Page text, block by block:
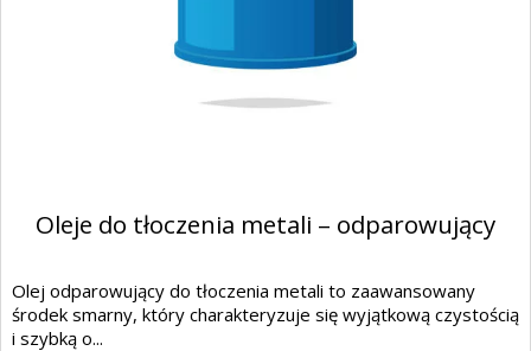
Oleje do tłoczenia metali – odparowujący
Olej odparowujący do tłoczenia metali to zaawansowany
środek smarny, który charakteryzuje się wyjątkową czystością
i szybką o...